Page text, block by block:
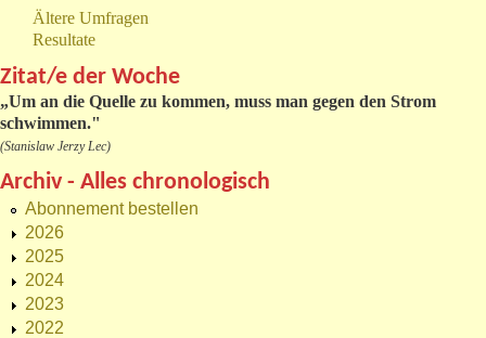
Ältere Umfragen
Resultate
Zitat/e der Woche
„Um an die Quelle zu kommen, muss man gegen den Strom
schwimmen."
(Stanislaw Jerzy Lec)
Archiv - Alles chronologisch
Abonnement bestellen
2026
2025
2024
2023
2022